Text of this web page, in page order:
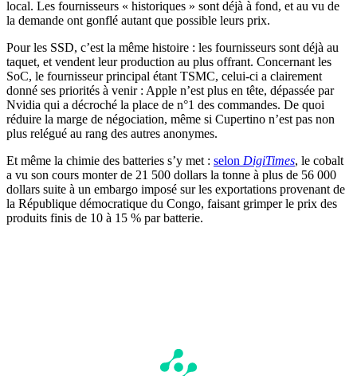
local. Les fournisseurs « historiques » sont déjà à fond, et au vu de
la demande ont gonflé autant que possible leurs prix.
Pour les SSD, c’est la même histoire : les fournisseurs sont déjà au
taquet, et vendent leur production au plus offrant. Concernant les
SoC, le fournisseur principal étant TSMC, celui-ci a clairement
donné ses priorités à venir : Apple n’est plus en tête, dépassée par
Nvidia qui a décroché la place de n°1 des commandes. De quoi
réduire la marge de négociation, même si Cupertino n’est pas non
plus relégué au rang des autres anonymes.
Et même la chimie des batteries s’y met : selon DigiTimes, le cobalt
a vu son cours monter de 21 500 dollars la tonne à plus de 56 000
dollars suite à un embargo imposé sur les exportations provenant de
la République démocratique du Congo, faisant grimper le prix des
produits finis de 10 à 15 % par batterie.